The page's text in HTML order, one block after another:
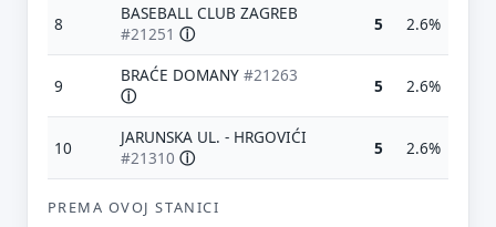
8
BASEBALL CLUB ZAGREB
#21251 ⓘ 5 2.6%
9
BRAĆE DOMANY #21263
ⓘ
5 2.6%
10
JARUNSKA UL. - HRGOVIĆI
#21310 ⓘ 5 2.6%
PREMA OVOJ STANICI